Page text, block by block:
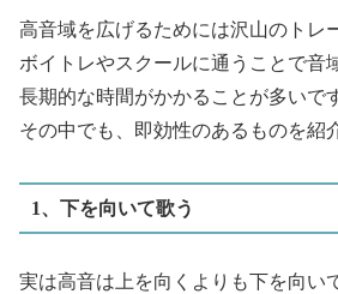
高音域を広げるためには沢山のトレ
ボイトレやスクールに通うことで音
長期的な時間がかかることが多いで
その中でも、即効性のあるものを紹
1、下を向いて歌う
実は高音は上を向くよりも下を向い